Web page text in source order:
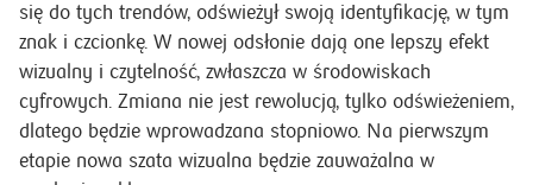
się do tych trendów, odświeżył swoją identyfikację, w tym
znak i czcionkę. W nowej odsłonie dają one lepszy efekt
wizualny i czytelność, zwłaszcza w środowiskach
cyfrowych. Zmiana nie jest rewolucją, tylko odświeżeniem,
dlatego będzie wprowadzana stopniowo. Na pierwszym
etapie nowa szata wizualna będzie zauważalna w